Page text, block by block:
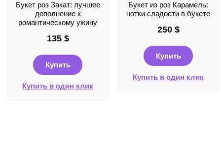
Букет роз Закат: лучшее
дополнение к
романтическому ужину
135 $
Купить
Купить в один клик
Букет из роз Карамель:
нотки сладости в букете
250 $
Купить
Купить в один клик